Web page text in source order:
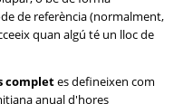
de referència (normalment,
quan algú té un lloc de
completes defineixen com
anual d'hores